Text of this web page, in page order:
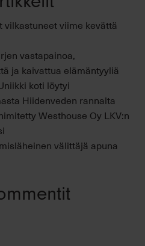
vilkastuneet viime kevättä
vastapainoa,
ja kaivattua elämäntyyliä
koti löytyi
Hiidenveden rannalta
Westhouse Oy LKV:n
välittäjä apuna